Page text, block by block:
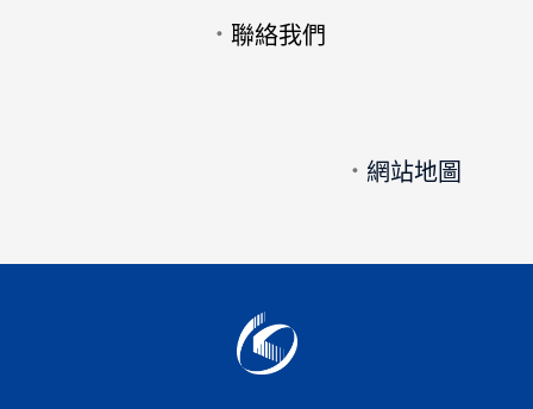
． 聯絡我們
． 網站地圖